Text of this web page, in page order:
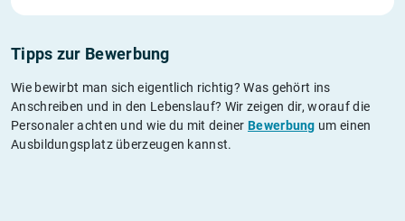
Tipps zur Bewerbung
Wie bewirbt man sich eigentlich richtig? Was gehört ins
Anschreiben und in den Lebenslauf? Wir zeigen dir, worauf die
Personaler achten und wie du mit deinerBewerbung um einen
Ausbildungsplatz überzeugen kannst.